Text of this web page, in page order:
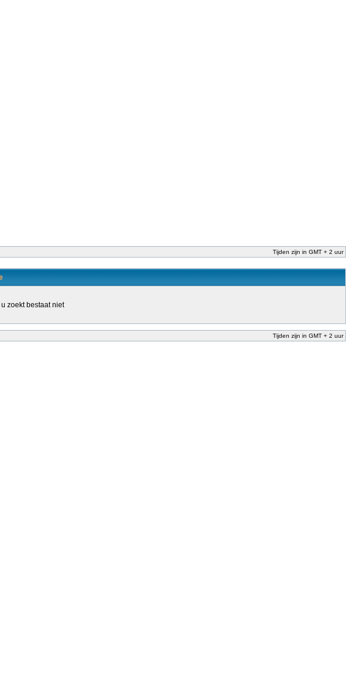
Tijden zijn in GMT + 2 uur
zoekt bestaat niet
Tijden zijn in GMT + 2 uur